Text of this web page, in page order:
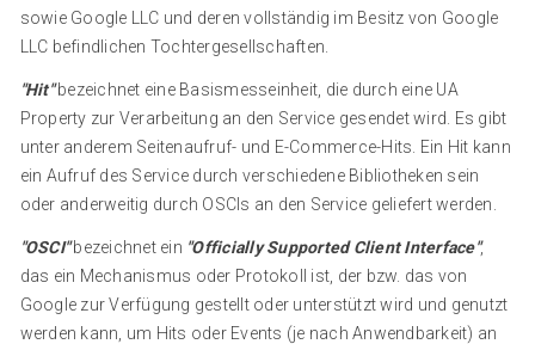
sowie Google LLC und deren vollständig im Besitz von Google
LLC befindlichen Tochtergesellschaften.
"Hit"bezeichnet eine Basismesseinheit, die durch eine UA
Property zur Verarbeitung an den Service gesendet wird. Es gibt
unter anderem Seitenaufruf- und E-Commerce-Hits. Ein Hit kann
ein Aufruf des Service durch verschiedene Bibliotheken sein
oder anderweitig durch OSCIs an den Service geliefert werden.
"OSCI"bezeichnet ein "Officially Supported Client Interface",
das ein Mechanismus oder Protokoll ist, der bzw. das von
Google zur Verfügung gestellt oder unterstützt wird und genutzt
werden kann, um Hits oder Events (je nach Anwendbarkeit) an